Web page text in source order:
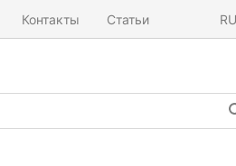
Контакты Статьи